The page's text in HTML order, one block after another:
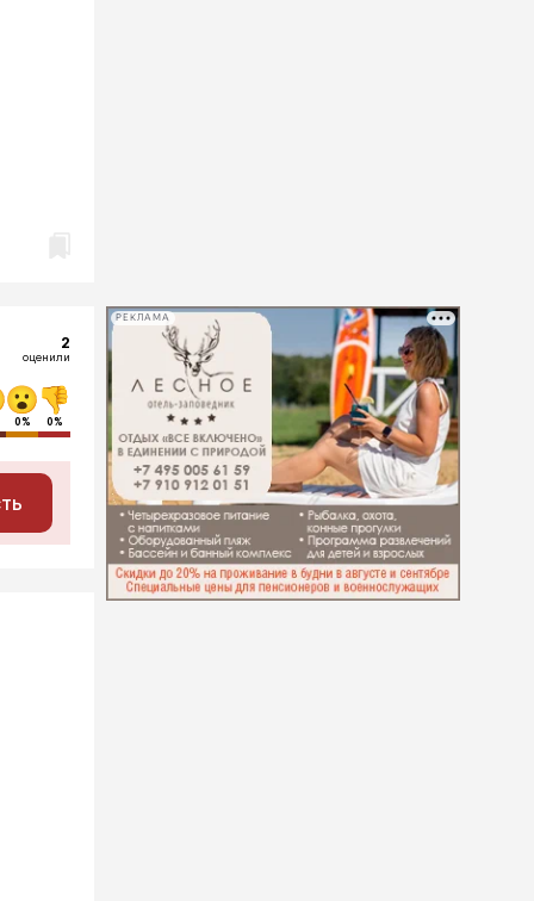
2
оценили
0% 0%
РЕКЛАМА